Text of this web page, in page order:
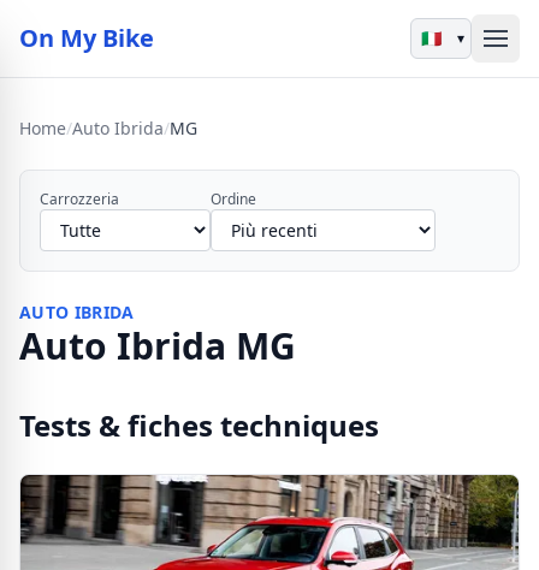
On My Bike ▾
Home/Auto Ibrida/MG
Carrozzeria Ordine
AUTO IBRIDA
Auto Ibrida MG
Tests & fiches techniques